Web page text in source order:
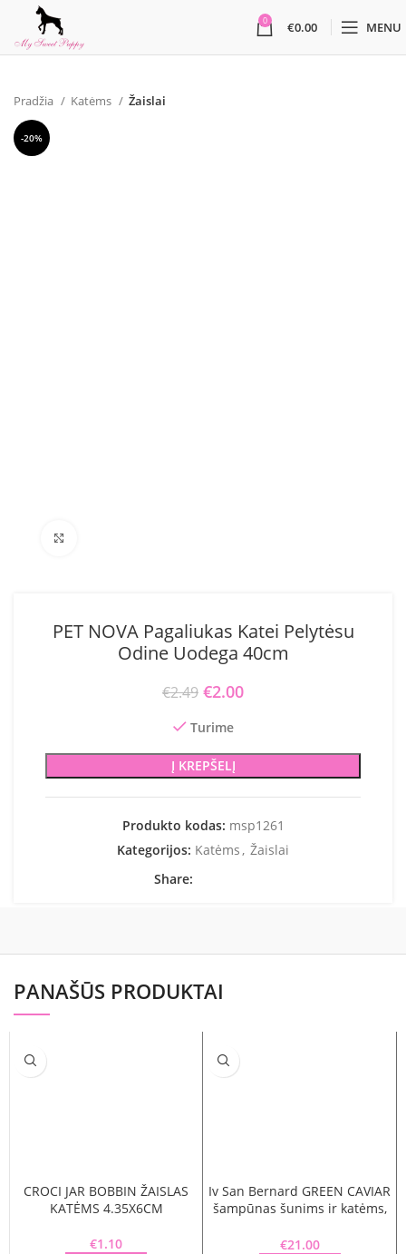
0 €0.00 MENU
Pradžia Katėms Žaislai
-20%
PET NOVA Pagaliukas Katei Pelytėsu
Odine Uodega 40cm
€2.49 Original price was: €2.49.
€2.00
Turime
Į KREPŠELĮ
Produkto kodas: msp1261
Kategorijos: Katėms , Žaislai
Share:
PANAŠŪS PRODUKTAI
CROCI JAR BOBBIN ŽAISLAS
KATĖMS 4.35X6CM
€1.10
Iv San Bernard GREEN CAVIAR
šampūnas šunims ir katėms,
€21.00